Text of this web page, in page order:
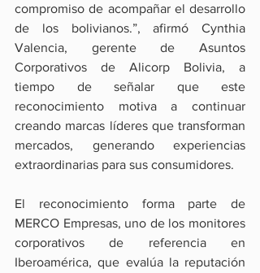
compromiso de acompañar el desarrollo
de los bolivianos.”, afirmó Cynthia
Valencia, gerente de Asuntos
Corporativos de Alicorp Bolivia, a
tiempo de señalar que este
reconocimiento motiva a continuar
creando marcas líderes que transforman
mercados, generando experiencias
extraordinarias para sus consumidores.
El reconocimiento forma parte de
MERCO Empresas, uno de los monitores
corporativos de referencia en
Iberoamérica, que evalúa la reputación